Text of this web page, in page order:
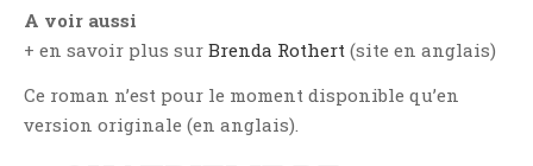
Bande Dessinée
Bibliothèque De A À Z
Bilan
Biographie Et Autobiographie
A voir aussi
+ en savoir plus sur Brenda Rothert (site en anglais)
Ce roman n’est pour le moment disponible qu’en
version originale (en anglais).